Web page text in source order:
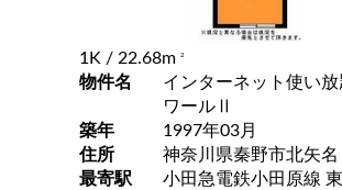
1K / 22.68m 2
物件名
インターネット使い放
ワールⅡ
築年
1997年03月
住所
神奈川県秦野市北矢名
最寄駅
小田急電鉄小田原線